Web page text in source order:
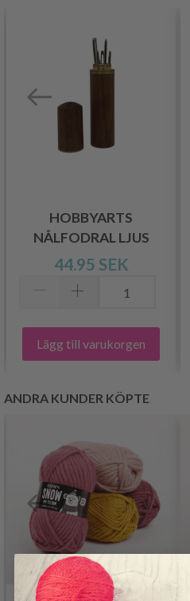
HOBBYARTS
NÅLFODRAL LJUS
44.95 SEK
Lägg till varukorgen
ANDRA KUNDER KÖPTE